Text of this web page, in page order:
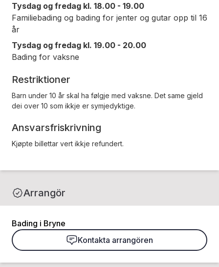
Tysdag og fredag kl. 18.00 - 19.00
Familiebading og bading for jenter og gutar opp til 16
år
Tysdag og fredag kl. 19.00 - 20.00
Bading for vaksne
Restriktioner
Barn under 10 år skal ha følgje med vaksne. Det same gjeld
dei over 10 som ikkje er symjedyktige.
Ansvarsfriskrivning
Kjøpte billettar vert ikkje refundert.
Arrangör
Bading i Bryne
Kontakta arrangören